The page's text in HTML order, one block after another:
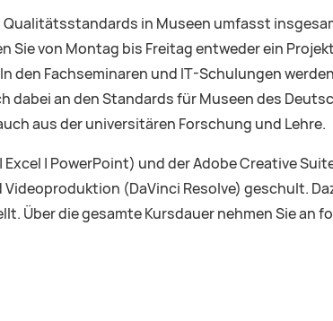
in Museen umfasst
Sie von Montag bis Freitag entweder ein
den Fachseminaren und IT-Schulungen
dabei an den Standards für Museen des
aus der universitären Forschung und Lehre.
| PowerPoint) und der Adobe Creative
(DaVinci Resolve) geschult.
Über die gesamte Kursdauer nehmen Sie an